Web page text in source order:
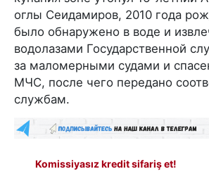
оглы Сеидамиров, 2010 года
было обнаружено в воде и
водолазами Государственной
за маломерными судами и
МЧС, после чего передано
службам.
Komissiyasız kredit sifariş et!